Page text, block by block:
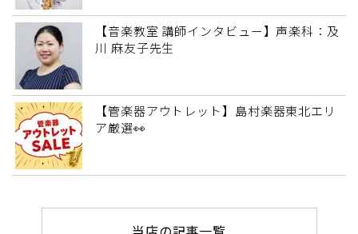
【音楽教室 講師インタビュー】声楽科：及
川 麻友子先生
【管楽器アウトレット】島村楽器東北エリ
ア厳選👀